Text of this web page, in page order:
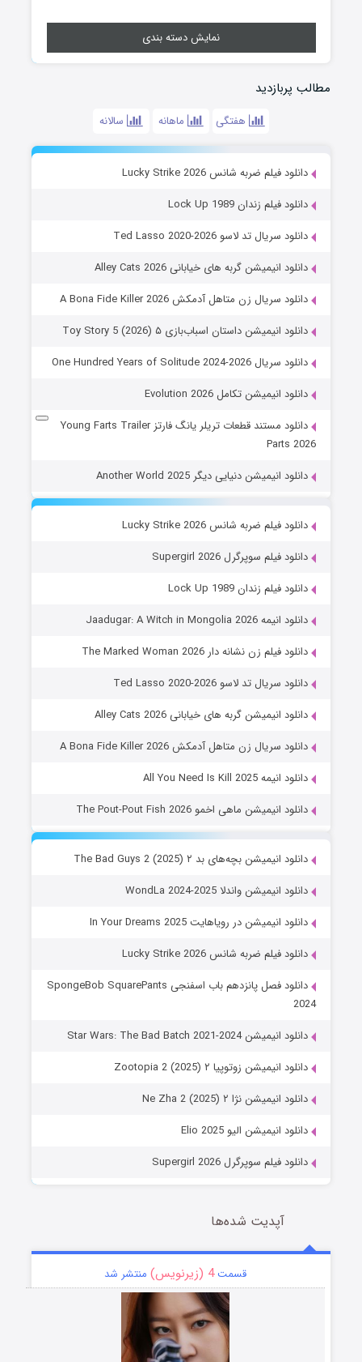
نمایش دسته بندی
مطالب پربازدید
هفتگی ماهانه سالانه
دانلود فیلم ضربه شانس Lucky Strike 2026
دانلود فیلم زندان Lock Up 1989
دانلود سریال تد لاسو Ted Lasso 2020-2026
دانلود انیمیشن گربه های خیابانی Alley Cats 2026
دانلود سریال زن متاهل آدمکش A Bona Fide Killer 2026
دانلود انیمیشن داستان اسباب‌بازی ۵ Toy Story 5 (2026)
دانلود سریال One Hundred Years of Solitude 2024-2026
دانلود انیمیشن تکامل Evolution 2026
دانلود مستند قطعات تریلر یانگ فارتز Young Farts Trailer
Parts 2026
دانلود انیمیشن دنیایی دیگر Another World 2025
دانلود فیلم ضربه شانس Lucky Strike 2026
دانلود فیلم سوپرگرل Supergirl 2026
دانلود فیلم زندان Lock Up 1989
دانلود انیمه Jaadugar: A Witch in Mongolia 2026
دانلود فیلم زن نشانه دار The Marked Woman 2026
دانلود سریال تد لاسو Ted Lasso 2020-2026
دانلود انیمیشن گربه های خیابانی Alley Cats 2026
دانلود سریال زن متاهل آدمکش A Bona Fide Killer 2026
دانلود انیمه All You Need Is Kill 2025
دانلود انیمیشن ماهی اخمو The Pout-Pout Fish 2026
دانلود انیمیشن بچه‌های بد ۲ The Bad Guys 2 (2025)
دانلود انیمیشن واندلا WondLa 2024-2025
دانلود انیمیشن در رویاهایت In Your Dreams 2025
دانلود فیلم ضربه شانس Lucky Strike 2026
دانلود فصل پانزدهم باب اسفنجی SpongeBob SquarePants
2024
دانلود انیمیشن Star Wars: The Bad Batch 2021-2024
دانلود انیمیشن زوتوپیا ۲ Zootopia 2 (2025)
دانلود انیمیشن نژا ۲ Ne Zha 2 (2025)
دانلود انیمیشن الیو Elio 2025
دانلود فیلم سوپرگرل Supergirl 2026
آپدیت شده‌ها
قسمت4 (زیرنویس) منتشر شد